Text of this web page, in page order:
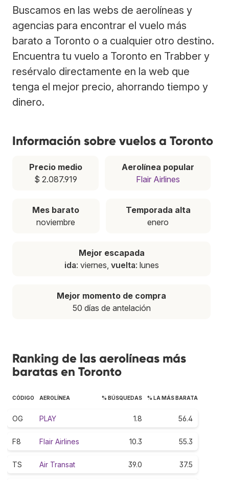
Buscamos en las webs de aerolíneas y
agencias para encontrar el vuelo más
barato a Toronto o a cualquier otro destino.
Encuentra tu vuelo a Toronto en Trabber y
resérvalo directamente en la web que
tenga el mejor precio, ahorrando tiempo y
dinero.
Información sobre vuelos a Toronto
Precio medio
$ 2.087.919
Aerolínea popular
Flair Airlines
Mes barato
noviembre
Temporada alta
enero
Mejor escapada
ida: viernes, vuelta: lunes
Mejor momento de compra
50 días de antelación
Ranking de las aerolíneas más
baratas en Toronto
CÓDIGO AEROLÍNEA % BÚSQUEDAS % LA MÁS BARATA
OG PLAY 1.8 56.4
F8 Flair Airlines 10.3 55.3
TS Air Transat 39.0 37.5